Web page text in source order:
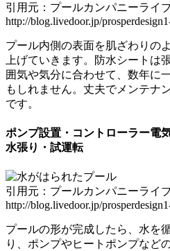
引用元：プールカンパニーライ
http://blog.livedoor.jp/
プール内側の表面を肌ざわりの
上げていきます。防水シートは
囲気や気分に合わせて、数年に
もしれません。丈夫でメンテナ
です。
ポンプ設置・コントローラー電気
水張り・試運転
引用元：プールカンパニーライ
http://blog.livedoor.jp/
プールの形が完成したら、水を
り、ポンプやヒートポンプなど